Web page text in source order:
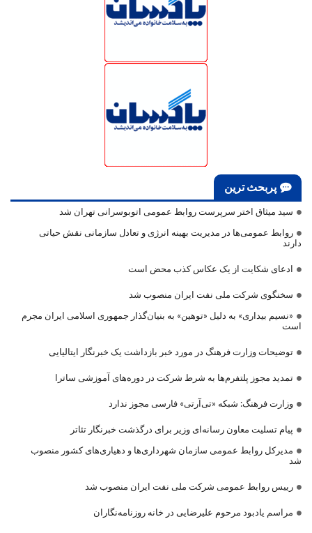
پربحث ترین
سید میثاق اختر سرپرست روابط عمومی اتوبوسرانی تهران شد
روابط عمومی‌ها در مدیریت بهینه انرژی و تعادل سازمانی نقش حیاتی
دارند
ادعای شکایت از یک عکاس کذب محض است
سخنگوی شرکت ملی نفت ایران منصوب شد
«نسیم بیداری» به دلیل «توهین» به بنیان‌گذار جمهوری اسلامی ایران مجرم
است
توضیحات وزارت فرهنگ در مورد خبر بازداشت یک خبرنگار ایتالیایی
تمدید مجوز پلتفرم‌ها به شرط شرکت در دوره‌های آموزشی ساترا
وزارت فرهنگ: شبکه «تی‌آرتی» فارسی مجوز ندارد
پیام تسلیت معاون رسانه‌ای وزیر برای درگذشت خبرنگار تئاتر
مدیرکل روابط عمومی سازمان شهرداری‌ها و دهیاری‌های کشور منصوب
شد
رییس روابط عمومی شرکت ملی نفت ایران منصوب شد
مراسم یادبود مرحوم علیرضایی در خانه روزنامه‌نگاران